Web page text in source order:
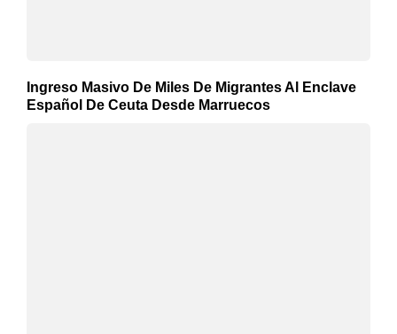
Ingreso Masivo De Miles De Migrantes Al Enclave
Español De Ceuta Desde Marruecos